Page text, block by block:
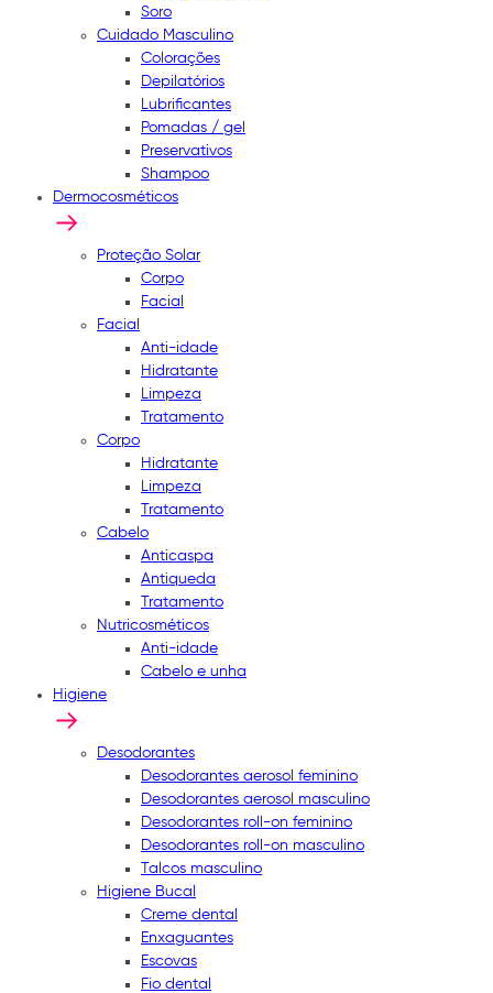
Soro
Cuidado Masculino
Colorações
Depilatórios
Lubrificantes
Pomadas / gel
Preservativos
Shampoo
Dermocosméticos
Proteção Solar
Corpo
Facial
Facial
Anti-idade
Hidratante
Limpeza
Tratamento
Corpo
Hidratante
Limpeza
Tratamento
Cabelo
Anticaspa
Antiqueda
Tratamento
Nutricosméticos
Anti-idade
Cabelo e unha
Higiene
Desodorantes
Desodorantes aerosol feminino
Desodorantes aerosol masculino
Desodorantes roll-on feminino
Desodorantes roll-on masculino
Talcos masculino
Higiene Bucal
Creme dental
Enxaguantes
Escovas
Fio dental